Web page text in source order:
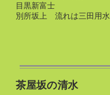
目黒新富士
別所坂上 流れは三田用水
茶屋坂の清水